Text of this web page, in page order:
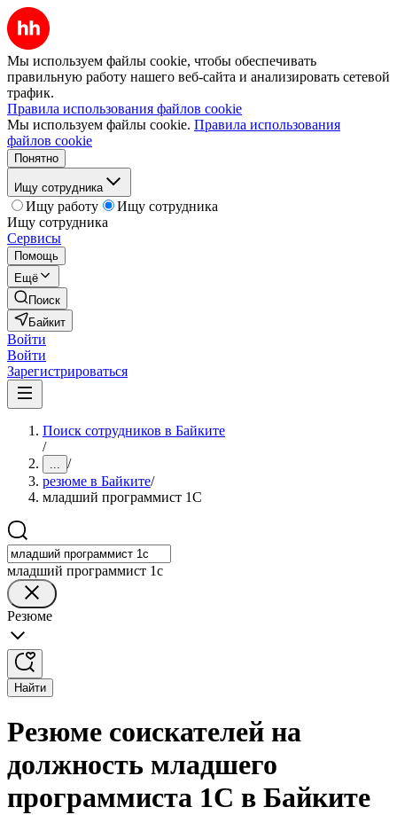
Мы используем файлы cookie, чтобы обеспечивать
правильную работу нашего веб-сайта и анализировать сетевой
трафик.
Правила использования файлов cookie
Мы используем файлы cookie. Правила использования
файлов cookie
Понятно
Ищу сотрудника
Ищу работу
Ищу сотрудника
Ищу сотрудника
Сервисы
Помощь
Ещё
Поиск
Байкит
Войти
Войти
Зарегистрироваться
Поиск сотрудников в Байките
/
... /
резюме в Байките/
младший программист 1С
младший программист 1с
Резюме
Найти
Резюме соискателей на
должность младшего
программиста 1С в Байките